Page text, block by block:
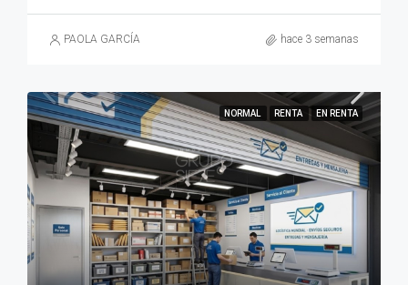
PAOLA GARCÍA hace 3 semanas
NORMAL RENTA EN RENTA